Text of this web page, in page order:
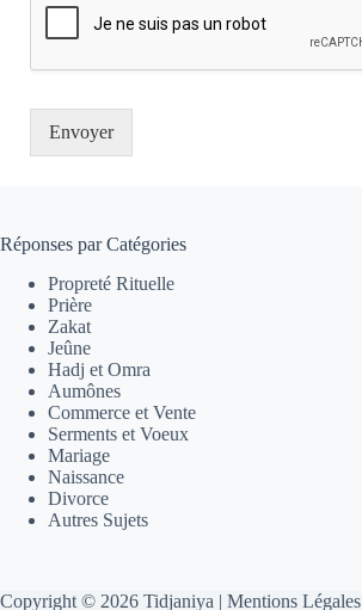
Envoyer
Réponses par Catégories
Propreté Rituelle
Prière
Zakat
Jeûne
Hadj et Omra
Aumônes
Commerce et Vente
Serments et Voeux
Mariage
Naissance
Divorce
Autres Sujets
Copyright © 2026 Tidjaniya | Mentions Légales